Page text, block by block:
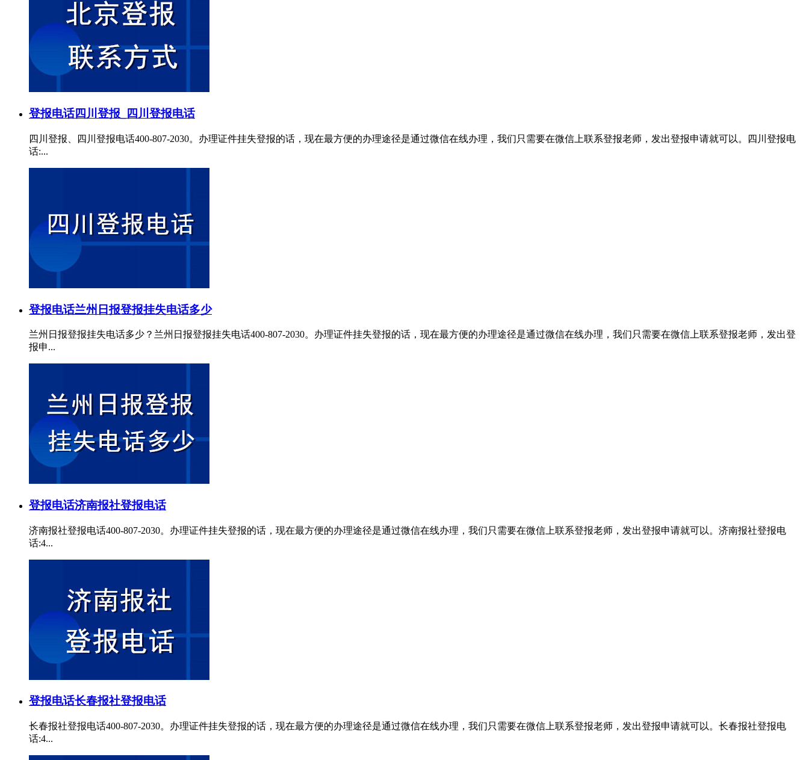
登报电话四川登报_四川登报电话
四川登报、四川登报电话400-807-2030。办理证件挂失登报的话，现在最方便的办理途径是通过微信在线办理，我们只需要在微信上联系登报老师，发出登报申请就可以。四川登报电
话:...
登报电话兰州日报登报挂失电话多少
兰州日报登报挂失电话多少？兰州日报登报挂失电话400-807-2030。办理证件挂失登报的话，现在最方便的办理途径是通过微信在线办理，我们只需要在微信上联系登报老师，发出登
报申...
登报电话济南报社登报电话
济南报社登报电话400-807-2030。办理证件挂失登报的话，现在最方便的办理途径是通过微信在线办理，我们只需要在微信上联系登报老师，发出登报申请就可以。济南报社登报电
话:4...
登报电话长春报社登报电话
长春报社登报电话400-807-2030。办理证件挂失登报的话，现在最方便的办理途径是通过微信在线办理，我们只需要在微信上联系登报老师，发出登报申请就可以。长春报社登报电
话:4...